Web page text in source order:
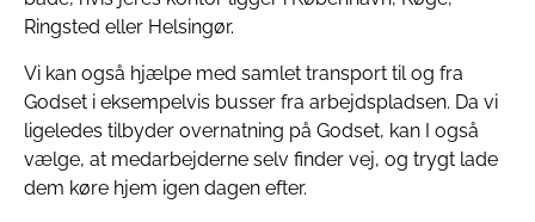
Ringsted eller Helsingør.
Vi kan også hjælpe med samlet transport til og fra
Godset i eksempelvis busser fra arbejdspladsen. Da vi
ligeledes tilbyder overnatning på Godset, kan I også
vælge, at medarbejderne selv finder vej, og trygt lade
dem køre hjem igen dagen efter.